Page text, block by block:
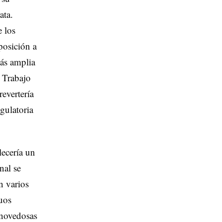
los
a
amplia
un
se
varios